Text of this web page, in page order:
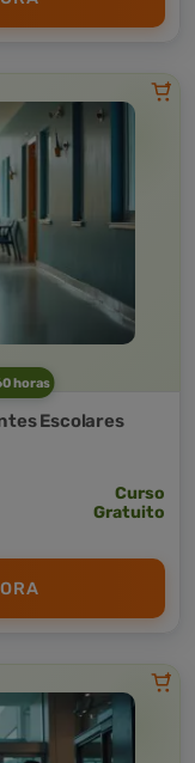
horas
Escolares
Curso
Gratuito